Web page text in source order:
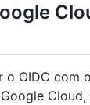
OIDC com